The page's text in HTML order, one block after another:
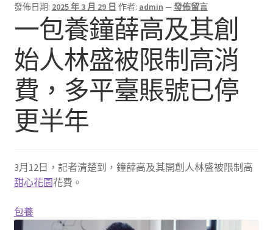
發佈日期: 2025 年 3 月 29 日 作者: admin —發佈留言
一包養鐘薛高及其創
始人林盛被限制高消
費，多平臺賬號已停
更半年
3月12日，記者清楚到，鐘薛高及其開創人林盛被限制高
甜心花園花費。
包養